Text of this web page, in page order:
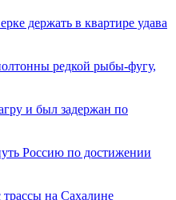
держать в квартире удава
редкой рыбы-фугу,
и был задержан по
Россию по достижении
на Сахалине